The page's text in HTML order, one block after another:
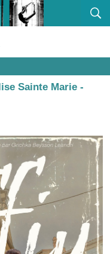
Sainte Marie -